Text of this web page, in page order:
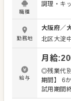
経験に加
想から生
りのため
も大歓迎です。 【具体的には…】 ・
カンタン
般を担当
かないづ
・料理長の補
合わせた
職種
調理・キ
勤務地
大阪府／
北区大淀
給与
月給:
◎残業代別
期間】 6
試用期間